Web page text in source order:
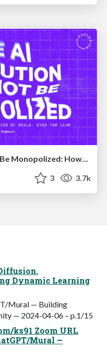
3 3.7k
Dynamic Learning
Mural — Building
— 2024-04-06 – p.1/15
ks91 Zoom URL
Mural —